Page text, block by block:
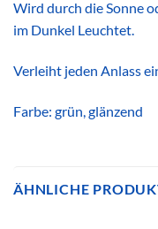
Wird durch die Sonne
im Dunkel Leuchtet.
Verleiht jeden Anlass
Farbe: grün, glänzend
ÄHNLICHE